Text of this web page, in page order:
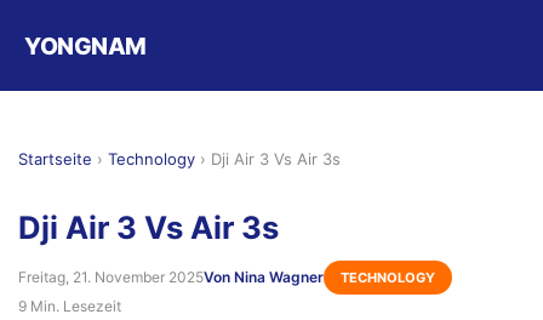
YONGNAM
Startseite › Technology › Dji Air 3 Vs Air 3s
Dji Air 3 Vs Air 3s
Freitag, 21. November 2025Von Nina Wagner TECHNOLOGY
9 Min. Lesezeit